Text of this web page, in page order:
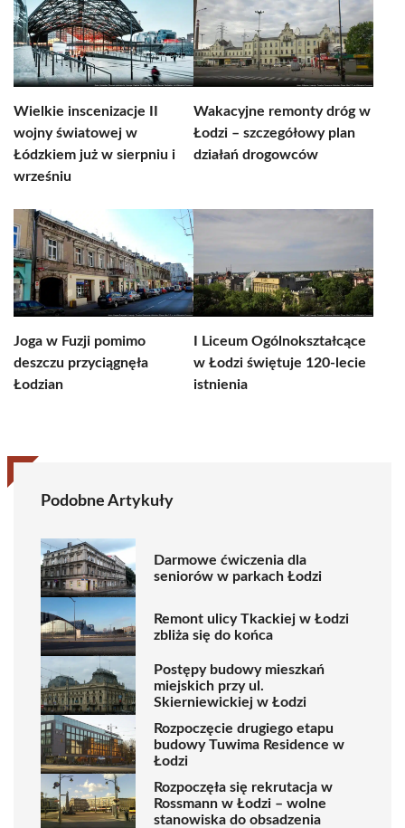
Wielkie inscenizacje II
wojny światowej w
Łódzkiem już w sierpniu i
wrześniu
Wakacyjne remonty dróg w
Łodzi – szczegółowy plan
działań drogowców
Joga w Fuzji pomimo
deszczu przyciągnęła
Łodzian
I Liceum Ogólnokształcące
w Łodzi świętuje 120-lecie
istnienia
Podobne Artykuły
Darmowe ćwiczenia dla
seniorów w parkach Łodzi
Remont ulicy Tkackiej w Łodzi
zbliża się do końca
Postępy budowy mieszkań
miejskich przy ul.
Skierniewickiej w Łodzi
Rozpoczęcie drugiego etapu
budowy Tuwima Residence w
Łodzi
Rozpoczęła się rekrutacja w
Rossmann w Łodzi – wolne
stanowiska do obsadzenia